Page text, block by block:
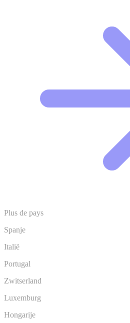
Plus de pays
Spanje
Italië
Portugal
Zwitserland
Luxemburg
Hongarije